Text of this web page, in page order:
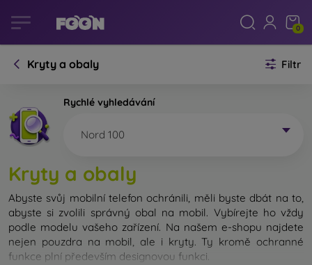
0
Kryty a obaly Filtr
Rychlé vyhledávání
Nord 100
Kryty a obaly
Abyste svůj mobilní telefon ochránili, měli byste dbát na to,
abyste si zvolili správný obal na mobil. Vybírejte ho vždy
podle modelu vašeho zařízení. Na našem e-shopu najdete
nejen pouzdra na mobil, ale i kryty. Ty kromě ochranné
funkce plní především designovou funkci.